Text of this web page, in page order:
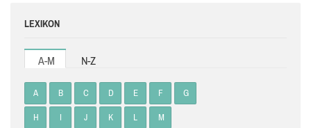
LEXIKON
A-M N-Z
A B C D E F G
H I J K L M